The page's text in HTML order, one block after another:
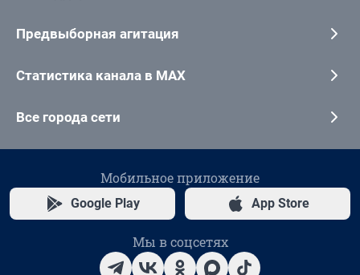
Предвыборная агитация
Статистика канала в MAX
Все города сети
Мобильное приложение
Google Play App Store
Мы в соцсетях